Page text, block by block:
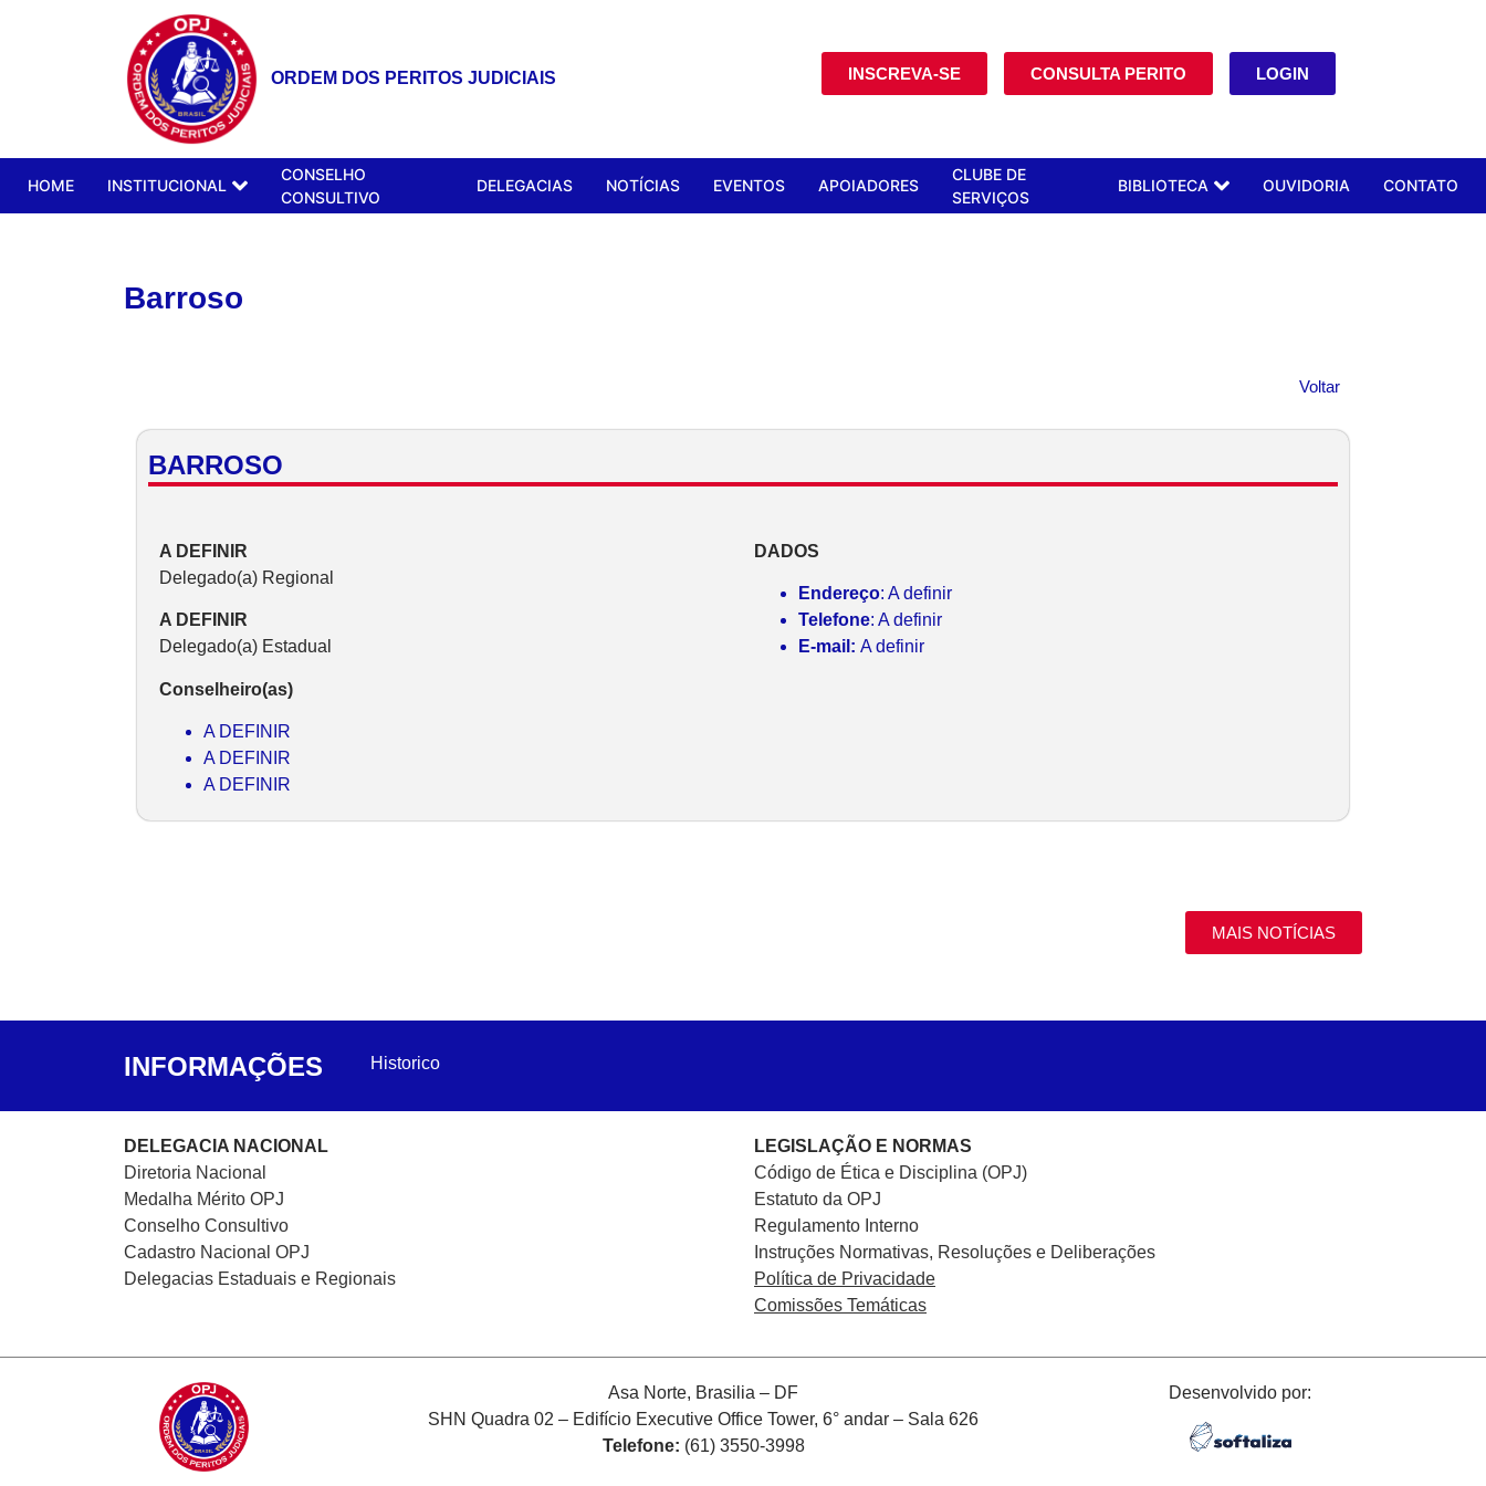
ORDEM DOS PERITOS JUDICIAIS INSCREVA-SE CONSULTA PERITO LOGIN
HOME INSTITUCIONAL
CONSELHO
CONSULTIVO
DELEGACIAS NOTÍCIAS EVENTOS APOIADORES
CLUBE DE
SERVIÇOS
BIBLIOTECA OUVIDORIA CONTATO
Barroso
Voltar
BARROSO
A DEFINIR
Delegado(a) Regional
A DEFINIR
Delegado(a) Estadual
Conselheiro(as)
A DEFINIR
A DEFINIR
A DEFINIR
DADOS
Endereço: A definir
Telefone: A definir
E-mail: A definir
MAIS NOTÍCIAS
INFORMAÇÕES Historico
DELEGACIA NACIONAL
Diretoria Nacional
Medalha Mérito OPJ
Conselho Consultivo
Cadastro Nacional OPJ
Delegacias Estaduais e Regionais
LEGISLAÇÃO E NORMAS
Código de Ética e Disciplina (OPJ)
Estatuto da OPJ
Regulamento Interno
Instruções Normativas, Resoluções e Deliberações
Política de Privacidade
Comissões Temáticas
Asa Norte, Brasilia – DF
SHN Quadra 02 – Edifício Executive Office Tower, 6° andar – Sala 626
Telefone: (61) 3550-3998
Desenvolvido por: